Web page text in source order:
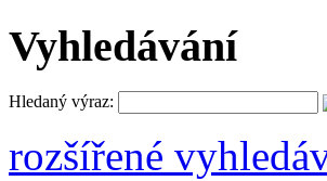
Vyhledávání
Hledaný výraz:
rozšířené